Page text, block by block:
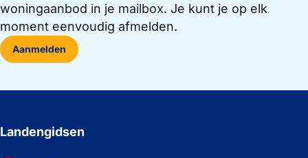
woningaanbod in je mailbox. Je kunt je op elk
moment eenvoudig afmelden.
Aanmelden
Landengidsen